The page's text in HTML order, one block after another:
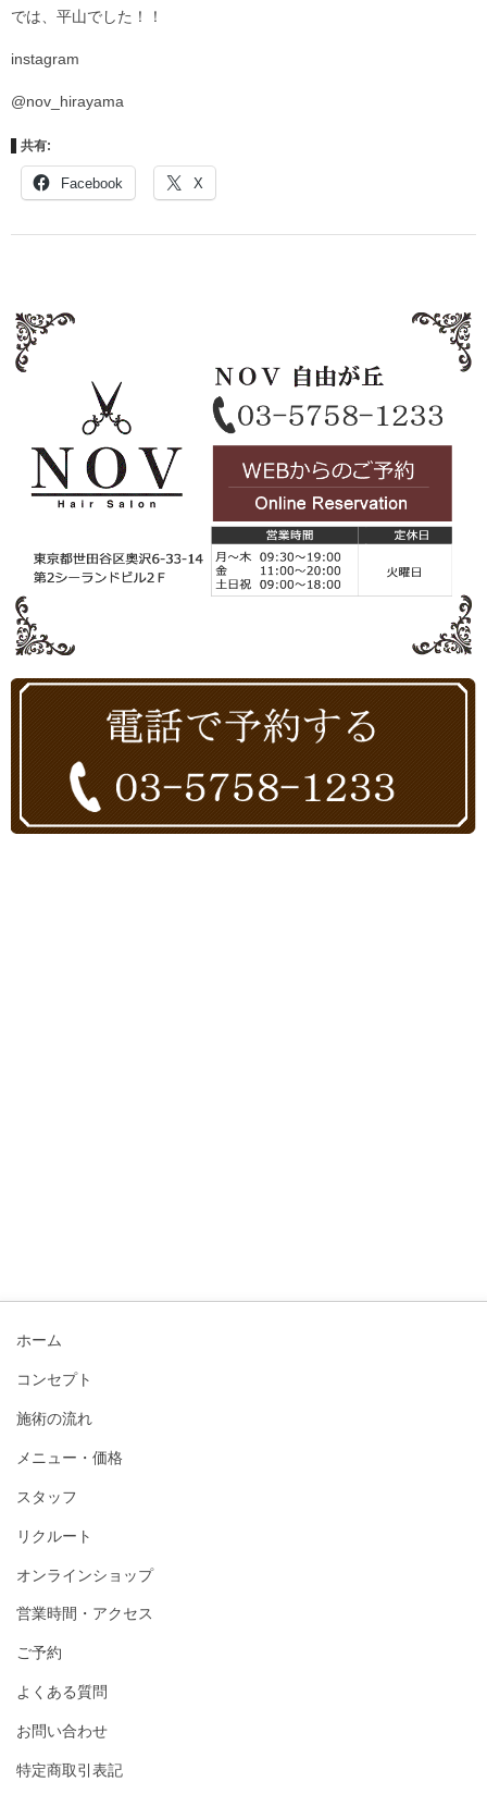
では、平山でした！！
instagram
@nov_hirayama
共有:
Facebook X
ホーム
コンセプト
施術の流れ
メニュー・価格
スタッフ
リクルート
オンラインショップ
営業時間・アクセス
ご予約
よくある質問
お問い合わせ
特定商取引表記